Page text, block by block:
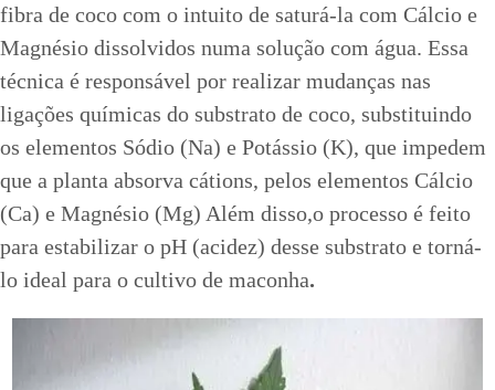
fibra de coco com o intuito de saturá-la com Cálcio e
Magnésio dissolvidos numa solução com água. Essa
técnica é responsável por realizar mudanças nas
ligações químicas do substrato de coco, substituindo
os elementos Sódio (Na) e Potássio (K), que impedem
que a planta absorva cátions, pelos elementos Cálcio
(Ca) e Magnésio (Mg) Além disso,o processo é feito
para estabilizar o pH (acidez) desse substrato e torná-
lo ideal para o cultivo de maconha.